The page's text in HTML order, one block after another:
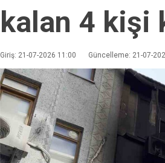
kalan 4 kişi
Giriş: 21-07-2026 11:00 Güncelleme: 21-07-